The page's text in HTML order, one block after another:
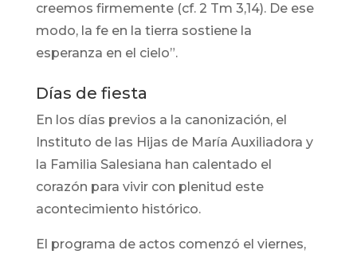
creemos firmemente (cf. 2 Tm 3,14). De ese
modo, la fe en la tierra sostiene la
esperanza en el cielo”.
Días de fiesta
En los días previos a la canonización, el
Instituto de las Hijas de María Auxiliadora y
la Familia Salesiana han calentado el
corazón para vivir con plenitud este
acontecimiento histórico.
El programa de actos comenzó el viernes,